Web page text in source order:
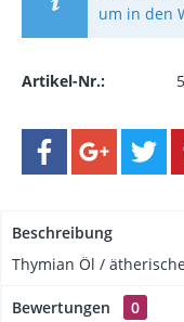
um in den
Artikel-Nr.:
Beschreibung
Thymian Öl /
Bewertungen
0